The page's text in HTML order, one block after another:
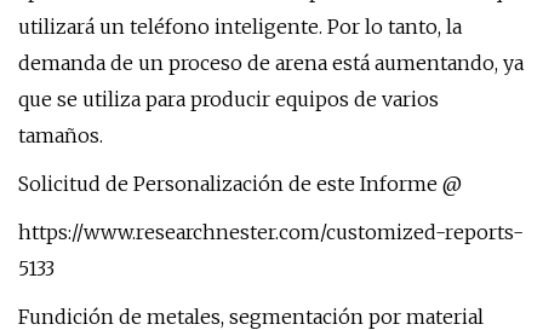
utilizará un teléfono inteligente. Por lo tanto, la
demanda de un proceso de arena está aumentando, ya
que se utiliza para producir equipos de varios
tamaños.
Solicitud de Personalización de este Informe @
https://www.researchnester.com/customized-reports-
5133
Fundición de metales, segmentación por material